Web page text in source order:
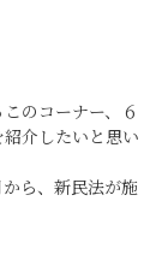
のコーナー、６
介したいと思い
ら、新民法が施